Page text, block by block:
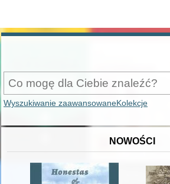
Wyszukiwanie zaawansowaneKolekcje
NOWOŚCI